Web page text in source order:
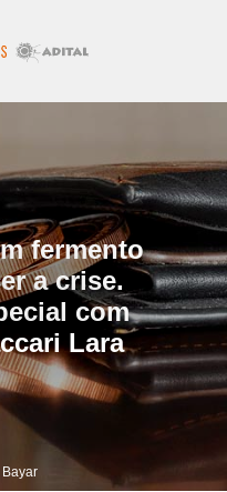
fermento
a crise.
com
Lara